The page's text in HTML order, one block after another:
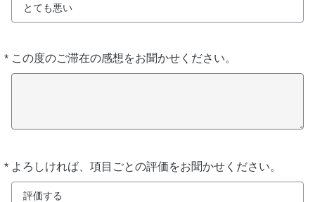
とても悪い
* この度のご滞在の感想をお聞かせください。
必
須
* よろしければ、項目ごとの評価をお聞かせください。
必
須
評価する